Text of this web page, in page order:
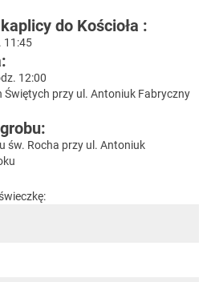
do Kościoła :
11:45
12:00
Świętych przy ul. Antoniuk Fabryczny
św. Rocha przy ul. Antoniuk